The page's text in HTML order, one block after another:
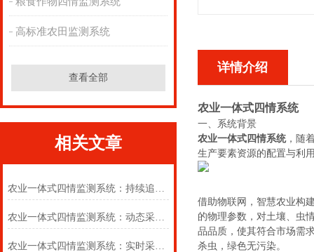
高标准农田监测系统
查看全部
相关文章
农业一体式四情监测系统：持续追踪耕地生态实时状况，助力种植业发展
农业一体式四情监测系统：动态采集田间环境数据，助力农业生产提质增效
农业一体式四情监测系统：实时采集四情数据，支撑农业生产科学决策部署
详情介绍
农业一体式四情系统
一、系统背景
农业一体式四情系统，随
生产要素资源的配置与利
借助物联网，智慧农业构
的物理参数，对土壤、虫
品品质，使其符合市场需
杀虫，绿色无污染。